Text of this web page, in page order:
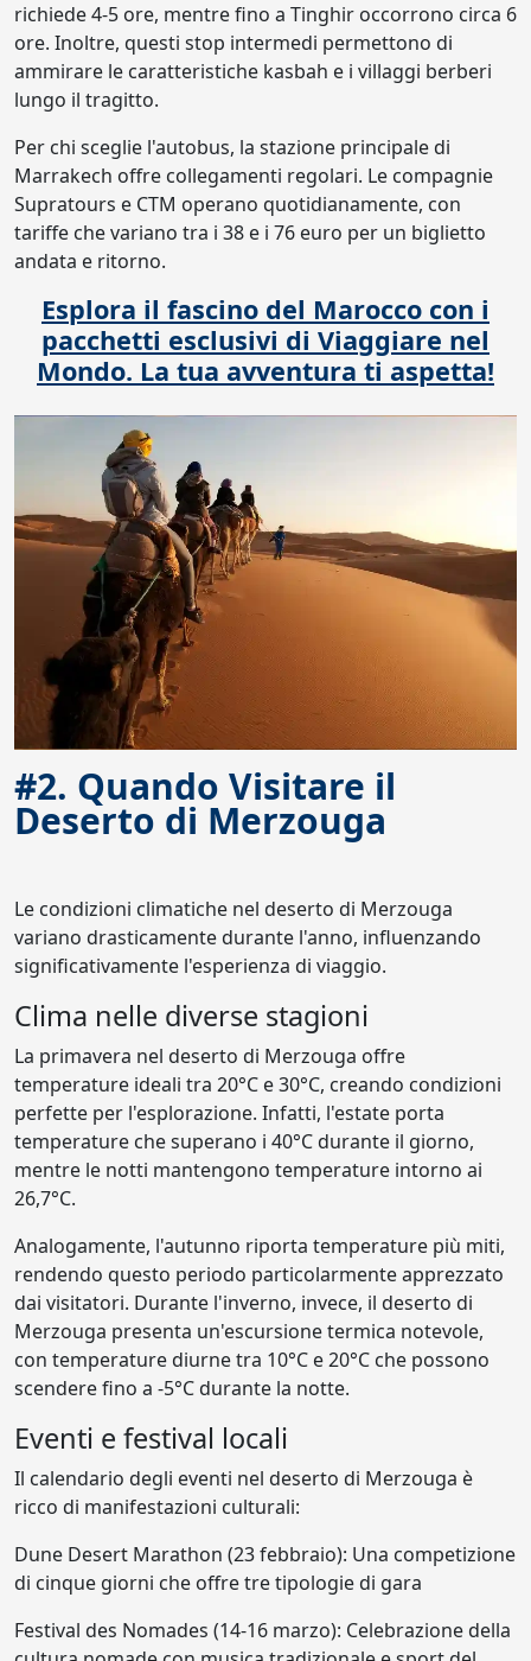
richiede 4-5 ore, mentre fino a Tinghir occorrono circa 6
ore. Inoltre, questi stop intermedi permettono di
ammirare le caratteristiche kasbah e i villaggi berberi
lungo il tragitto.
Per chi sceglie l'autobus, la stazione principale di
Marrakech offre collegamenti regolari. Le compagnie
Supratours e CTM operano quotidianamente, con
tariffe che variano tra i 38 e i 76 euro per un biglietto
andata e ritorno.
Esplora il fascino del Marocco con i
pacchetti esclusivi di Viaggiare nel
Mondo. La tua avventura ti aspetta!
#2. Quando Visitare il
Deserto di Merzouga
Le condizioni climatiche nel deserto di Merzouga
variano drasticamente durante l'anno, influenzando
significativamente l'esperienza di viaggio.
Clima nelle diverse stagioni
La primavera nel deserto di Merzouga offre
temperature ideali tra 20°C e 30°C, creando condizioni
perfette per l'esplorazione. Infatti, l'estate porta
temperature che superano i 40°C durante il giorno,
mentre le notti mantengono temperature intorno ai
26,7°C.
Analogamente, l'autunno riporta temperature più miti,
rendendo questo periodo particolarmente apprezzato
dai visitatori. Durante l'inverno, invece, il deserto di
Merzouga presenta un'escursione termica notevole,
con temperature diurne tra 10°C e 20°C che possono
scendere fino a -5°C durante la notte.
Eventi e festival locali
Il calendario degli eventi nel deserto di Merzouga è
ricco di manifestazioni culturali:
Dune Desert Marathon (23 febbraio): Una competizione
di cinque giorni che offre tre tipologie di gara
Festival des Nomades (14-16 marzo): Celebrazione della